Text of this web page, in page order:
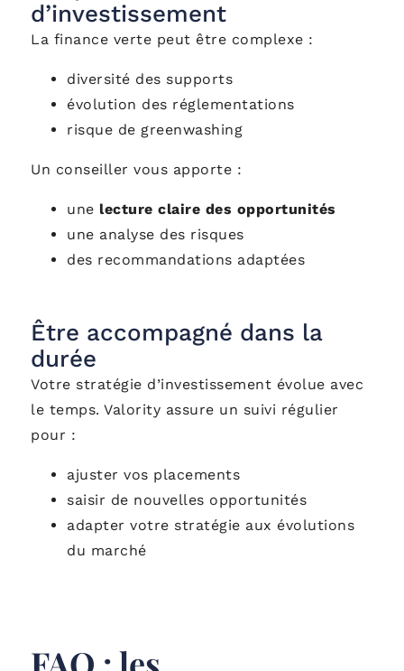
d’investissement
La finance verte peut être complexe :
diversité des supports
évolution des réglementations
risque de greenwashing
Un conseiller vous apporte :
une lecture claire des opportunités
une analyse des risques
des recommandations adaptées
Être accompagné dans la
durée
Votre stratégie d’investissement évolue avec
le temps. Valority assure un suivi régulier
pour :
ajuster vos placements
saisir de nouvelles opportunités
adapter votre stratégie aux évolutions
du marché